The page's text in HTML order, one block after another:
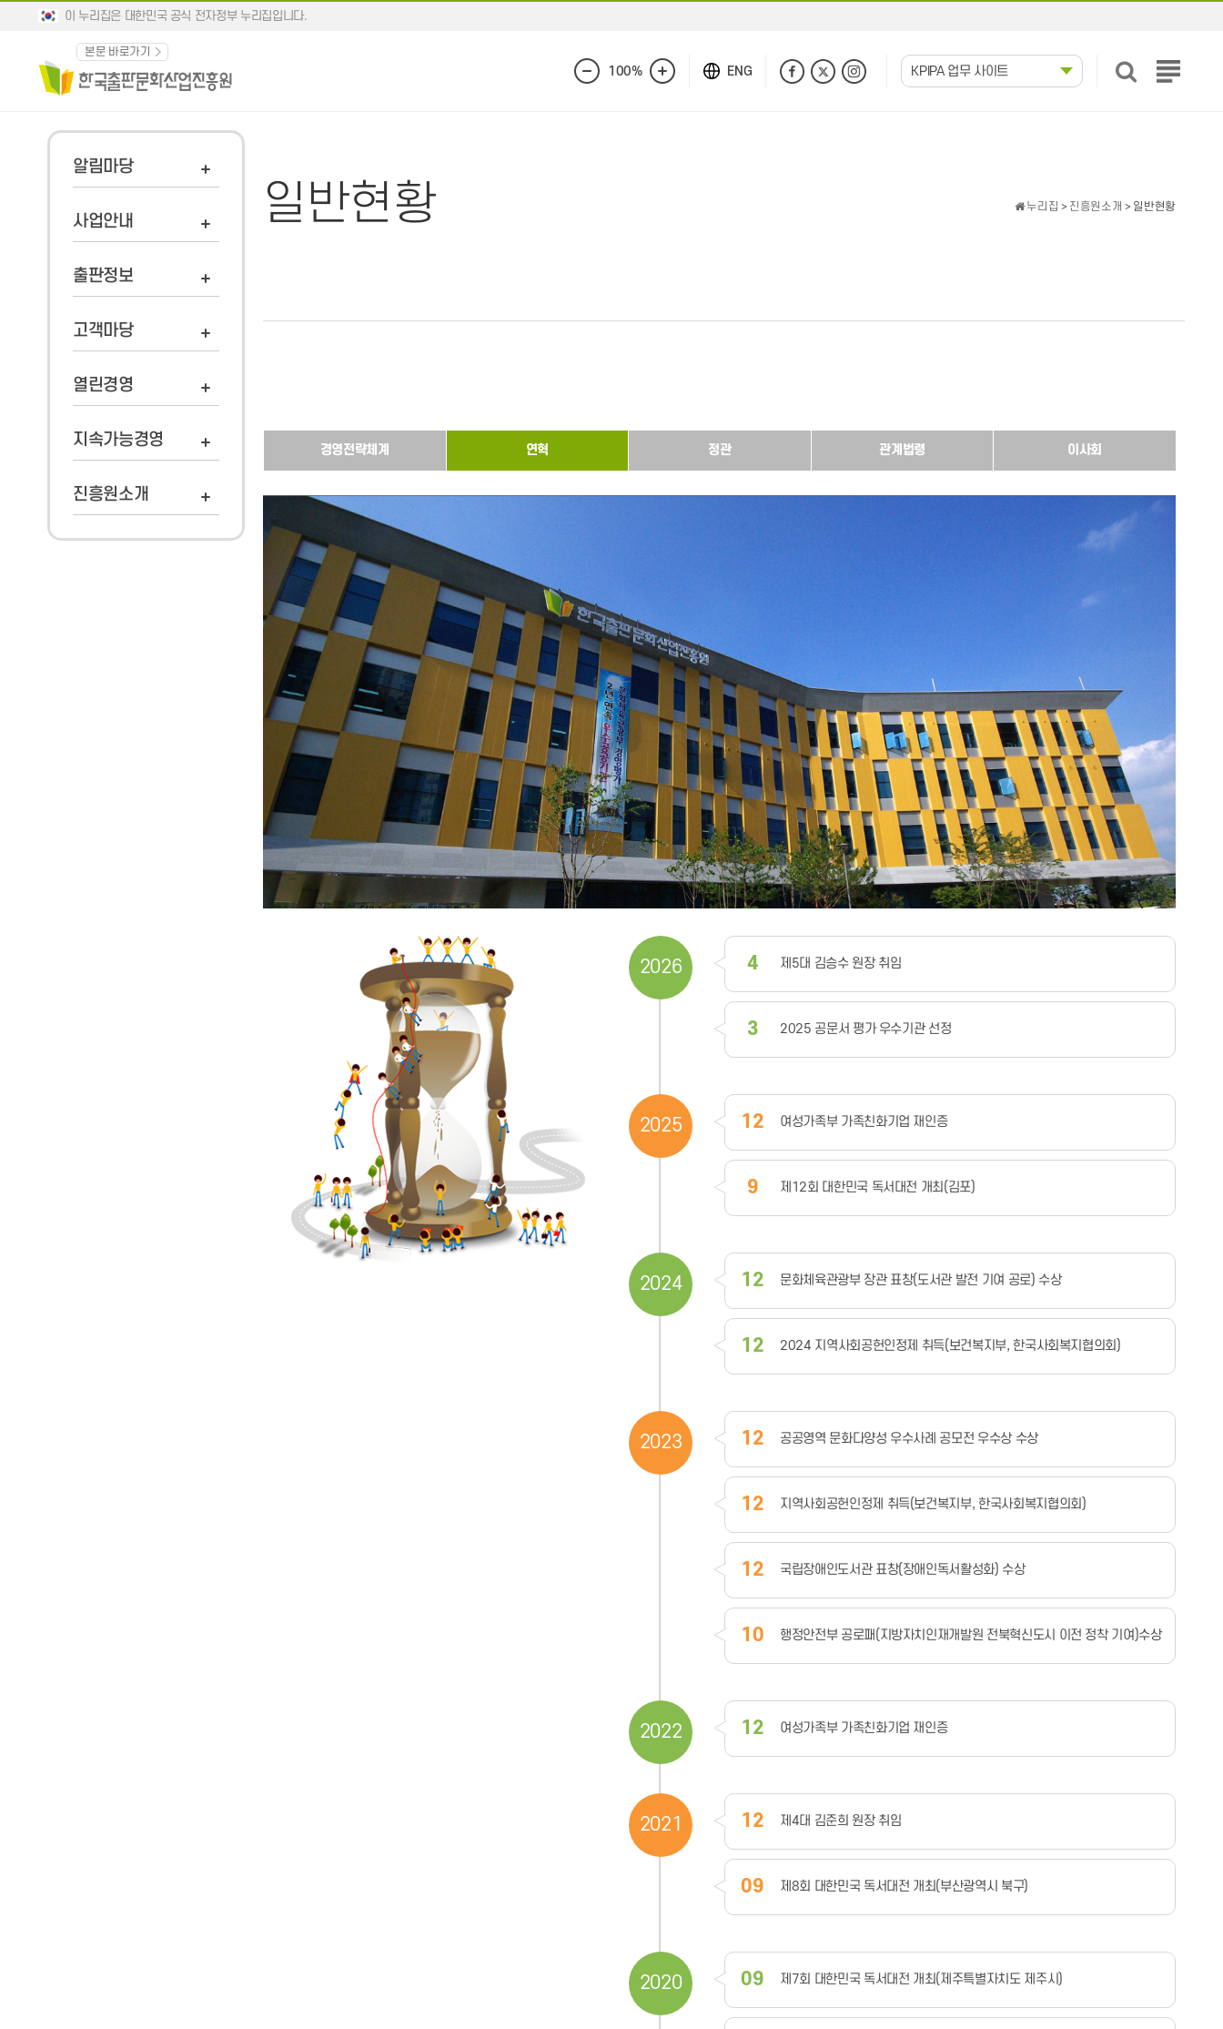
이 누리집은 대한민국 공식 전자정부 누리집입니다.
본문 바로가기
화
100%
화
ENG KPIPA 업무 사이트
전
알림마당
사업안내
출판정보
고객마당
열린경영
지속가능경영
진흥원소개
일반현황 누리집 > 진흥원소개 > 일반현황
경영전략체계 연혁 정관 관계법령 이사회
2026 4 제5대 김승수 원장 취임
3 2025 공문서 평가 우수기관 선정
2025 12 여성가족부 가족친화기업 재인증
9 제12회 대한민국 독서대전 개최(김포)
2024 12 문화체육관광부 장관 표창(도서관 발전 기여 공로) 수상
12 2024 지역사회공헌인정제 취득(보건복지부, 한국사회복지협의회)
2023 12 공공영역 문화다양성 우수사례 공모전 우수상 수상
12 지역사회공헌인정제 취득(보건복지부, 한국사회복지협의회)
12 국립장애인도서관 표창(장애인독서활성화) 수상
10 행정안전부 공로패(지방자치인재개발원 전북혁신도시 이전 정착 기여)수상
2022 12 여성가족부 가족친화기업 재인증
2021 12 제4대 김준희 원장 취임
09 제8회 대한민국 독서대전 개최(부산광역시 북구)
2020 09 제7회 대한민국 독서대전 개최(제주특별자치도 제주시)